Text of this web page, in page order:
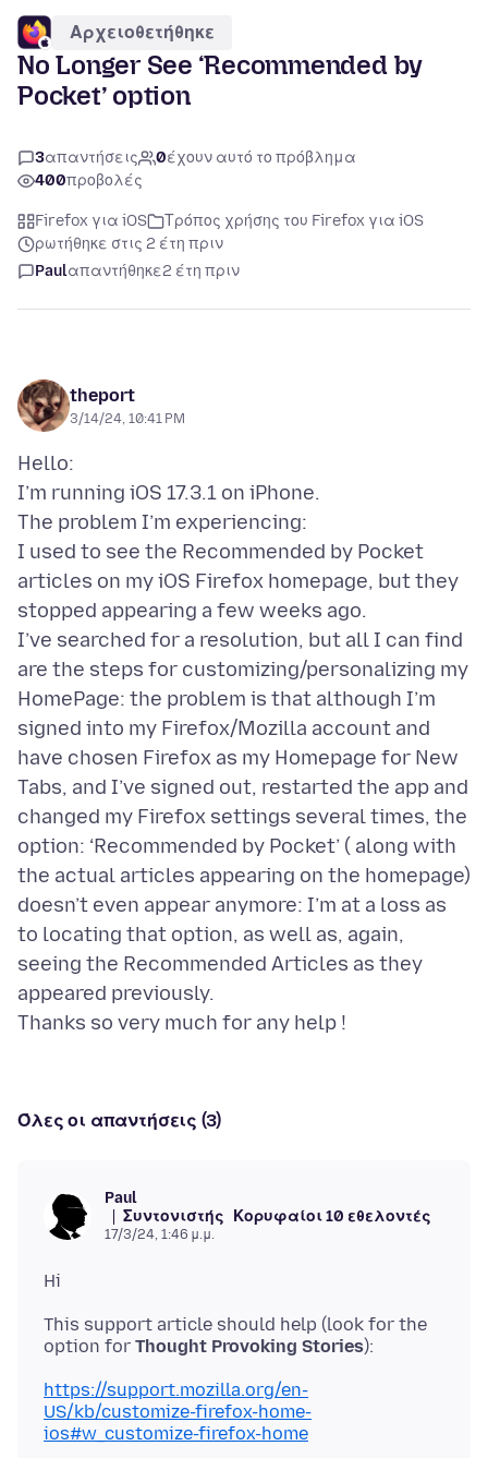
Αρχειοθετήθηκε
No Longer See ‘Recommended by
Pocket’ option
3απαντήσεις 0έχουν αυτό το πρόβλημα
400προβολές
Firefox για iOS
Τρόπος χρήσης του Firefox για iOS
ρωτήθηκε στις 2 έτη πριν
Paulαπαντήθηκε2 έτη πριν
theport
3/14/24, 10:41 PM
Hello:
I’m running iOS 17.3.1 on iPhone.
The problem I’m experiencing:
I used to see the Recommended by Pocket
articles on my iOS Firefox homepage, but they
stopped appearing a few weeks ago.
I’ve searched for a resolution, but all I can find
are the steps for customizing/personalizing my
HomePage: the problem is that although I’m
signed into my Firefox/Mozilla account and
have chosen Firefox as my Homepage for New
Tabs, and I’ve signed out, restarted the app and
changed my Firefox settings several times, the
option: ‘Recommended by Pocket’ ( along with
the actual articles appearing on the homepage)
doesn’t even appear anymore: I’m at a loss as
to locating that option, as well as, again,
seeing the Recommended Articles as they
appeared previously.
Όλες οι απαντήσεις (3)
Paul
Συντονιστής
Κορυφαίοι 10 εθελοντές
17/3/24, 1:46 μ.μ.
This support article should help (look for the
option for Thought Provoking Stories
https://support.mozilla.org/en-
US/kb/customize-firefox-home-
ios#w_customize-firefox-home